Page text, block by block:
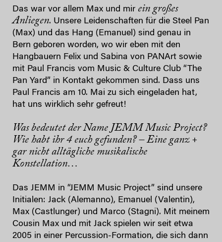
Das war vor allem Max und mir ein großes
Anliegen. Unsere Leidenschaften für die Steel Pan
(Max) und das Hang (Emanuel) sind genau in
Bern geboren worden, wo wir eben mit den
Hangbauern Felix und Sabina von PANArt sowie
mit Paul Francis vom Music & Culture Club “The
Pan Yard” in Kontakt gekommen sind. Dass uns
Paul Francis am 10. Mai zu sich eingeladen hat,
hat uns wirklich sehr gefreut!
Was bedeutet der Name JEMM Music Project?
Wie habt ihr 4 euch gefunden? – Eine ganz +
gar nicht alltägliche musikalische
Konstellation…
Das JEMM in “JEMM Music Project” sind unsere
Initialen: Jack (Alemanno), Emanuel (Valentin),
Max (Castlunger) und Marco (Stagni). Mit meinem
Cousin Max und mit Jack spielen wir seit etwa
2005 in einer Percussion-Formation, die sich dann